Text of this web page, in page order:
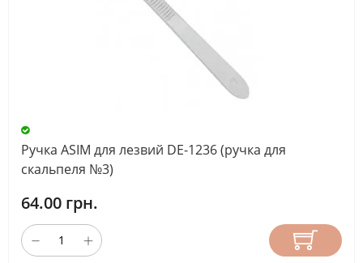
Ручка ASIM для лезвий DE-1236 (ручка для
скальпеля №3)
64.00 грн.